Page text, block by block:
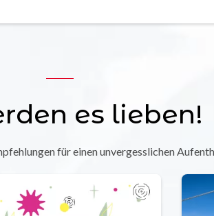
es lieben!
für einen unvergesslichen